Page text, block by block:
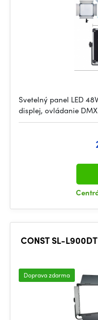
Svetelný panel LED
displej, ovládanie
CONST SL-
Doprava zdarma